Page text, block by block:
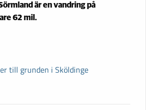
är en vandring på
62 mil.
till grunden i Sköldinge